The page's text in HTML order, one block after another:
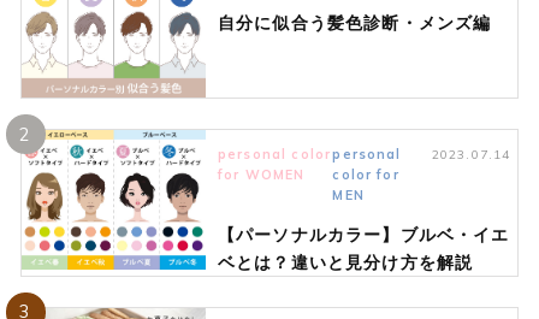
自分に似合う髪色診断・メンズ編
2
personal color
for WOMEN
personal
color for
MEN
2023.07.14
【パーソナルカラー】ブルベ・イエ
ベとは？違いと見分け方を解説
3